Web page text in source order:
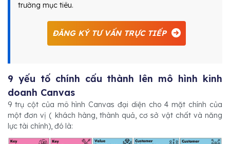
trường mục tiêu.
ĐĂNG KÝ TƯ VẤN TRỰC TIẾP
9 yếu tố chính cấu thành lên mô hình kinh
doanh Canvas
9 trụ cột của mô hình Canvas đại diện cho 4 mặt chính của
một đơn vị ( khách hàng, thành quả, cơ sở vật chất và năng
lực tài chính), đó là: